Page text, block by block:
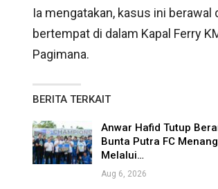
Ia mengatakan, kasus ini
bertempat di dalam Kapal Ferry
Pagimana.
BERITA TERKAIT
Anwar Hafid Tutup
Bunta Putra FC Menang
Melalui…
Aug 6, 2026